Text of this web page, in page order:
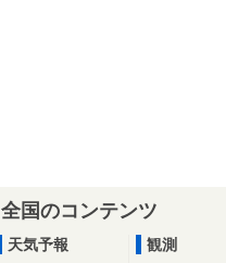
全国のコンテンツ
天気予報
観測